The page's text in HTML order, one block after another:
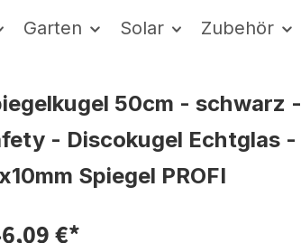
Garten Solar Zubehör
50cm - schwarz -
- Discokugel Echtglas -
Spiegel PROFI
€*